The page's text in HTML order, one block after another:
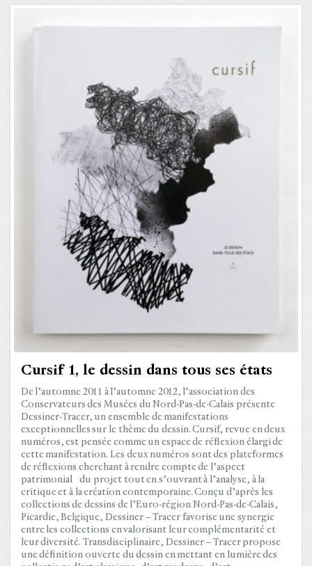
Cursif 1, le dessin dans tous ses états
De l’automne 2011 à l’automne 2012, l’association des
Conservateurs des Musées du Nord-Pas-de-Calais présente
Dessiner-Tracer, un ensemble de manifestations
exceptionnelles sur le thème du dessin. Cursif, revue en deux
numéros, est pensée comme un espace de réflexion élargi de
cette manifestation. Les deux numéros sont des plateformes
de réflexions cherchant à rendre compte de l’aspect
patrimonial du projet tout en s’ouvrant à l’analyse, à la
critique et à la création contemporaine. Conçu d’après les
collections de dessins de l’Euro-région Nord-Pas-de-Calais,
Picardie, Belgique, Dessiner – Tracer favorise une synergie
entre les collections en valorisant leur complémentarité et
leur diversité. Transdisciplinaire, Dessiner – Tracer propose
une définition ouverte du dessin en mettant en lumière des